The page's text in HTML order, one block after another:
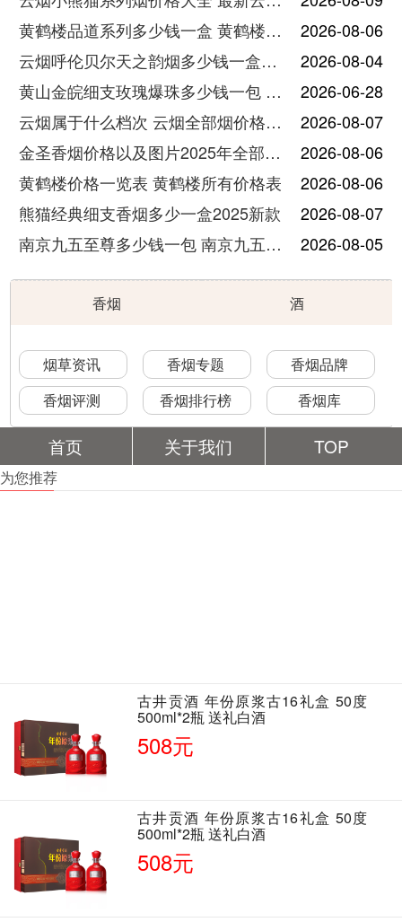
黄鹤楼品道系列多少钱一盒 黄鹤楼品道系列香烟价格表图片
2026-08-06
云烟呼伦贝尔天之韵烟多少钱一盒中支价格
2026-08-04
黄山金皖细支玫瑰爆珠多少钱一包 黄山金皖细支玫瑰爆珠2025最新价格
2026-06-28
云烟属于什么档次 云烟全部烟价格表大全
2026-08-07
金圣香烟价格以及图片2025年全部价格
2026-08-06
黄鹤楼价格一览表 黄鹤楼所有价格表
2026-08-06
熊猫经典细支香烟多少一盒2025新款
2026-08-07
南京九五至尊多少钱一包 南京九五至尊价格及图片
2026-08-05
香烟 酒
烟草资讯 香烟专题
香烟品牌
香烟评测
香烟排行榜 香烟库
首页 关于我们 TOP
为您推荐
古井贡酒 年份原浆古16礼盒 50度
500ml*2瓶 送礼白酒
508元
古井贡酒 年份原浆古16礼盒 50度
500ml*2瓶 送礼白酒
508元